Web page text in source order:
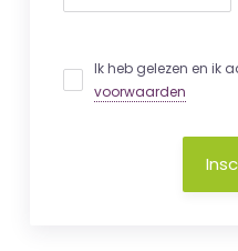
Ik heb gelezen en ik
voorwaarden